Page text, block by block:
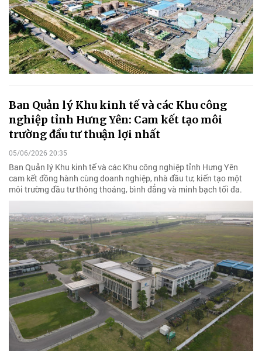
Ban Quản lý Khu kinh tế và các Khu công
nghiệp tỉnh Hưng Yên: Cam kết tạo môi
trường đầu tư thuận lợi nhất
05/06/2026 20:35
Ban Quản lý Khu kinh tế và các Khu công nghiệp tỉnh Hưng Yên
cam kết đồng hành cùng doanh nghiệp, nhà đầu tư, kiến tạo một
môi trường đầu tư thông thoáng, bình đẳng và minh bạch tối đa.